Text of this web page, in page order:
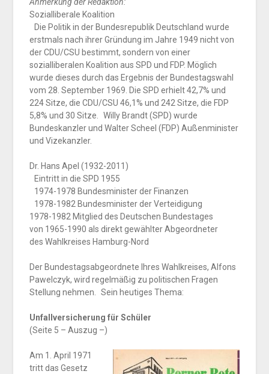
Sozialliberale Koalition
Die Politik in der Bundesrepublik Deutschland wurde
erstmals nach ihrer Gründung im Jahre 1949 nicht von
der CDU/CSU bestimmt, sondern von einer
sozialliberalen Koalition aus SPD und FDP. Möglich
wurde dieses durch das Ergebnis der Bundestagswahl
vom 28. September 1969. Die SPD erhielt 42,7% und
224 Sitze, die CDU/CSU 46,1% und 242 Sitze, die FDP
5,8% und 30 Sitze. Willy Brandt (SPD) wurde
Bundeskanzler und Walter Scheel (FDP) Außenminister
und Vizekanzler.
Dr. Hans Apel (1932-2011)
Eintritt in die SPD 1955
1974-1978 Bundesminister der Finanzen
1978-1982 Bundesministerder Verteidigung
1978-1982 Mitglied des Deutschen Bundestages
von 1965-1990 als direkt gewählterAbgeordneter
des Wahlkreises Hamburg-Nord
Der Bundestagsabgeordnete Ihres Wahlkreises, Alfons
Pawelczyk, wird regelmäßig zu politischen Fragen
Stellung nehmen. Sein heutiges Thema:
Unfallversicherung für Schüler
(Seite 5 – Auszug –)
Am 1. April 1971
tritt das Gesetz